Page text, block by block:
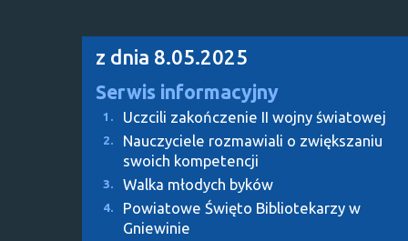
z dnia 8.05.2025
Serwis informacyjny
1. Uczcili zakończenie II wojny światowej
2.
Nauczyciele rozmawiali o zwiększaniu
swoich kompetencji
3. Walka młodych byków
4.
Powiatowe Święto Bibliotekarzy w
Gniewinie